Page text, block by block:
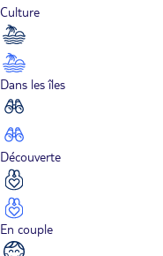
Culture
Dans les îles
Découverte
En couple